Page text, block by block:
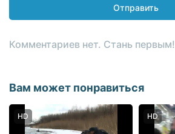
Отправить
Комментариев нет. Стань первым!
Вам может понравиться
HD HD